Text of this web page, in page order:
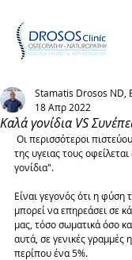
Καλά γονίδια VS
Stamatis Drosos ND,
18 Απρ 2022
της υγειας τους
γονίδια".
Είναι γεγονός ότι η φύση
μπορεί να επηρεάσει σε
μας, τόσο σωματικά όσο
αυτά, σε γενικές γραμμές
περίπου ένα 5%.